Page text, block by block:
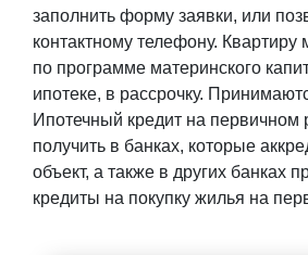
заполнить форму заявки, или
контактному телефону.
по программе материнского
ипотеке, в рассрочку.
Ипотечный кредит на
получить в банках, которые
объект, а также в других банках
кредиты на покупку жилья на